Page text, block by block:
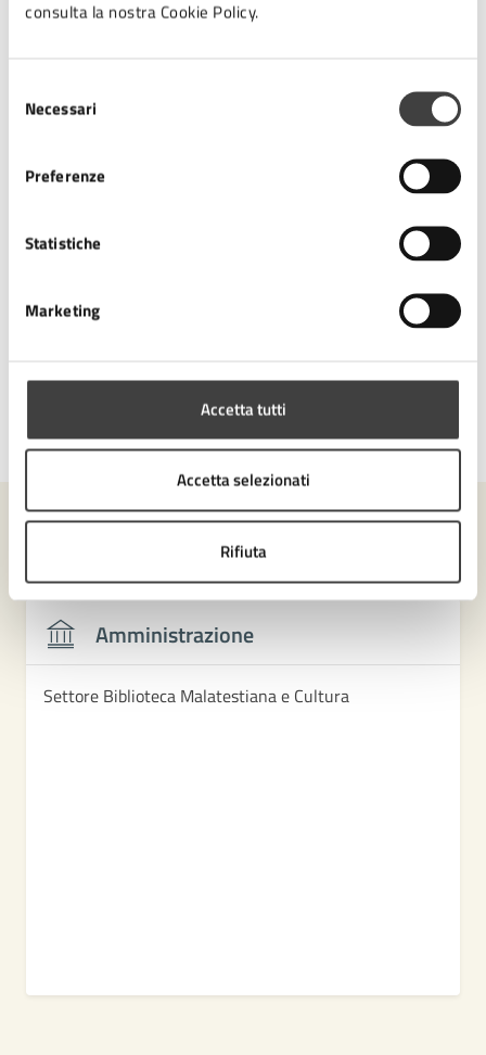
consulta la nostra Cookie Policy.
delNecessari
Preferenze
Statistiche
Marketing
Accetta tutti
Accetta selezionati
Rifiuta
Contatti
Settore Biblioteca Malatestiana e Cultura
E-mail:
Tipo di evento
Ultimo aggiornamento:22/05/2026, 11:24
Contenuti correlati
Amministrazione
Settore Biblioteca Malatestiana e Cultura